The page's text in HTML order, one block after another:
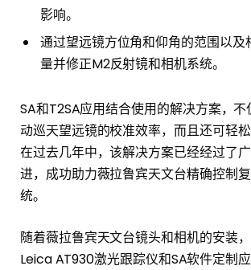
影响。
通过望远镜方位角和仰角的范围以及
量并修正M2反射镜和相机系统。
SA和T2SA应用结合使用的解决方案，
动巡天望远镜的校准效率，而且还可轻松
在过去几年中，该解决方案已经经过了
进，成功助力薇拉鲁宾天文台精确控制
统。
随着薇拉鲁宾天文台镜头和相机的安装
Leica AT930激光跟踪仪和SA软件定制